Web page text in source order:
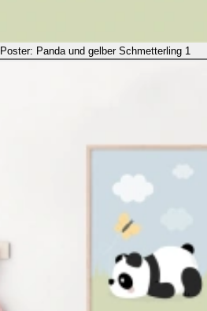
Poster: Panda und gelber Schmetterling 1